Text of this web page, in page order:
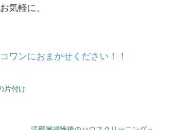
気軽に、
ワンにおまかせください！！
片付け